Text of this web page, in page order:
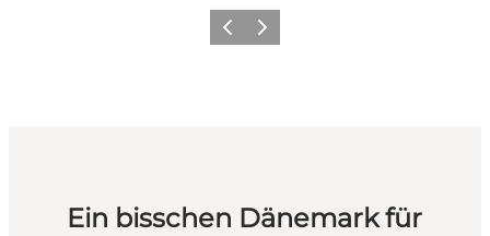
ZurückWeiter
Ein bisschen Dänemark für